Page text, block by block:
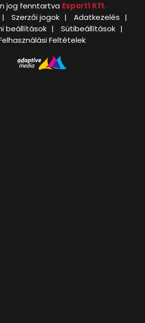
jog fenntartva Esport1 Kft.
Szerzői jogok
Adatkezelés
beállítások
Sütibeállítások
Feltételek